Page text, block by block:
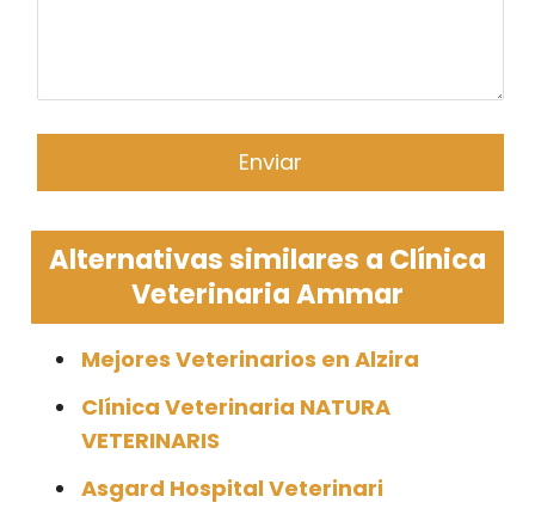
Alternativas similares a Clínica
Veterinaria Ammar
Mejores Veterinarios en Alzira
Clínica Veterinaria NATURA
VETERINARIS
Asgard Hospital Veterinari